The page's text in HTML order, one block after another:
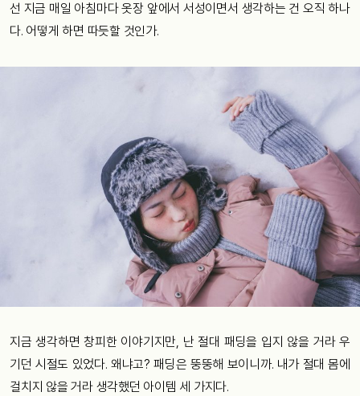
선 지금 매일 아침마다 옷장 앞에서 서성이면서 생각하는 건 오직 하나
다. 어떻게 하면 따듯할 것인가.
지금 생각하면 창피한 이야기지만, 난 절대 패딩을 입지 않을 거라 우
기던 시절도 있었다. 왜냐고? 패딩은 뚱뚱해 보이니까. 내가 절대 몸에
걸치지 않을 거라 생각했던 아이템 세 가지다.